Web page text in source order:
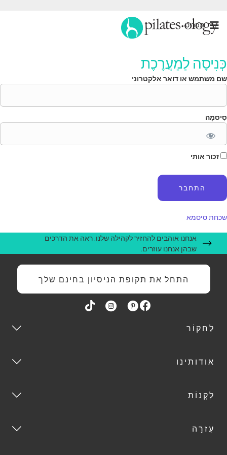
תַפרִיט
לַמַעֲרֶכֶת
משתמש או דואר אלקטרוני
זכור אותי
סיסמא
אנחנו אוהבים להחזיר לקהילה שלנו. ראה את הדרכים
שבהן אנחנו עוזרים.
התחל את תקופת הניסיון בחינם שלך
לַחקוֹר
אודותינו
לִקְנוֹת
עֶזרָה